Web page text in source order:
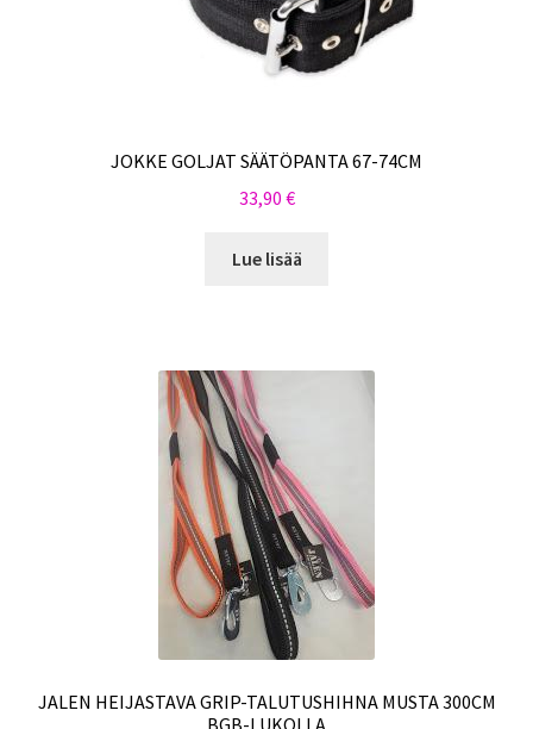
JOKKE GOLJAT SÄÄTÖPANTA 67-74CM
33,90 €
Lue lisää
JALEN HEIJASTAVA GRIP-TALUTUSHIHNA MUSTA 300CM